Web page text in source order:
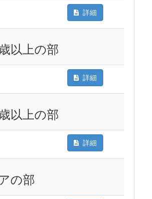
詳細
以上の部
詳細
以上の部
詳細
の部